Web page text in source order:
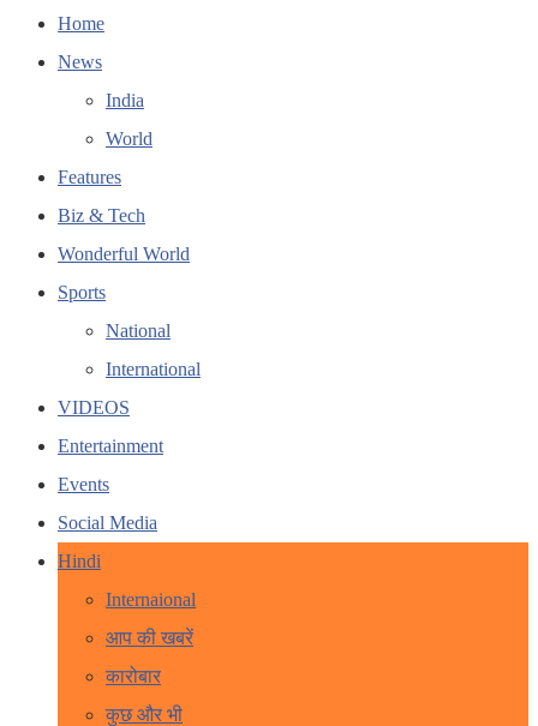
Home
News
India
World
Features
Biz & Tech
Wonderful World
Sports
National
International
VIDEOS
Entertainment
Events
Social Media
Hindi
Internaional
आप की खबरें
कारोबार
कुछ और भी